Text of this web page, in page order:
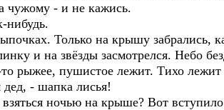
чужому - и не кажись.
Только на крышу забрались,
и на звёзды засмотрелся. Небо
рыжее, пушистое лежит. Тихо лежит
- шапка лисья!
ночью на крыше? Вот